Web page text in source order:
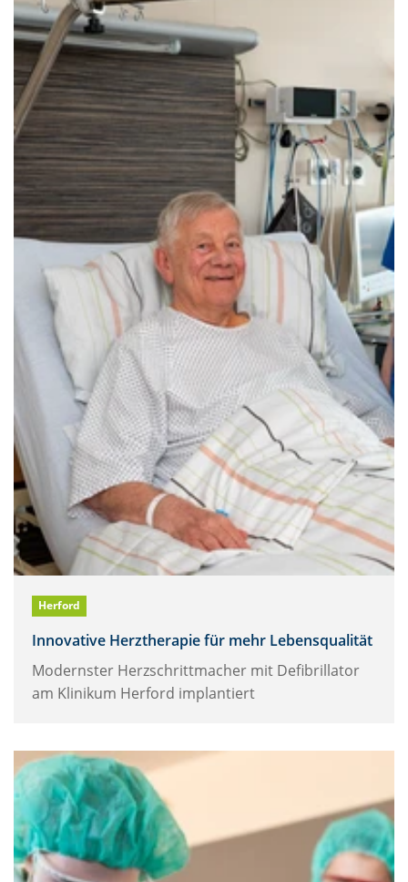
Herford
Innovative Herztherapie für mehr Lebensqualität
Modernster Herzschrittmacher mit Defibrillator
am Klinikum Herford implantiert